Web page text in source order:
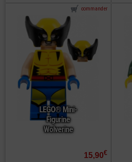
LEGO® Mini-
Figurine
Wolverine
15,90€
commander